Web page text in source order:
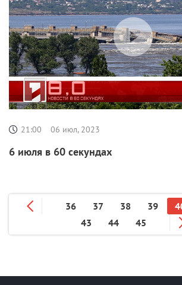
21:00 06 июл, 2023
6 июля в 60 секундах
36 37 38 39
43
44 45